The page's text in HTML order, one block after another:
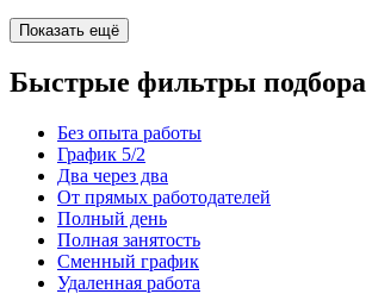
Показать ещё
Быстрые фильтры подбора
Без опыта работы
График 5/2
Два через два
От прямых работодателей
Полный день
Полная занятость
Сменный график
Удаленная работа